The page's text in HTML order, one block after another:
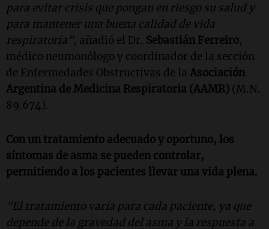
para evitar crisis que pongan en riesgo su salud y
para mantener una buena calidad de vida
respiratoria", añadió el Dr. Sebastián Ferreiro,
médico neumonólogo y coordinador de la sección
de Enfermedades Obstructivas de la Asociación
Argentina de Medicina Respiratoria (AAMR) (M.N.
89.674).
Con un tratamiento adecuado y oportuno, los
síntomas de asma se pueden controlar,
permitiendo a los pacientes llevar una vida plena.
"El tratamiento varía para cada paciente, ya que
depende de la gravedad del asma y la respuesta a